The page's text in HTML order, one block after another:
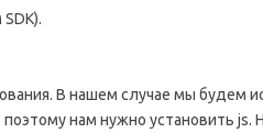
В нашем случае мы будем
нам нужно установить js.